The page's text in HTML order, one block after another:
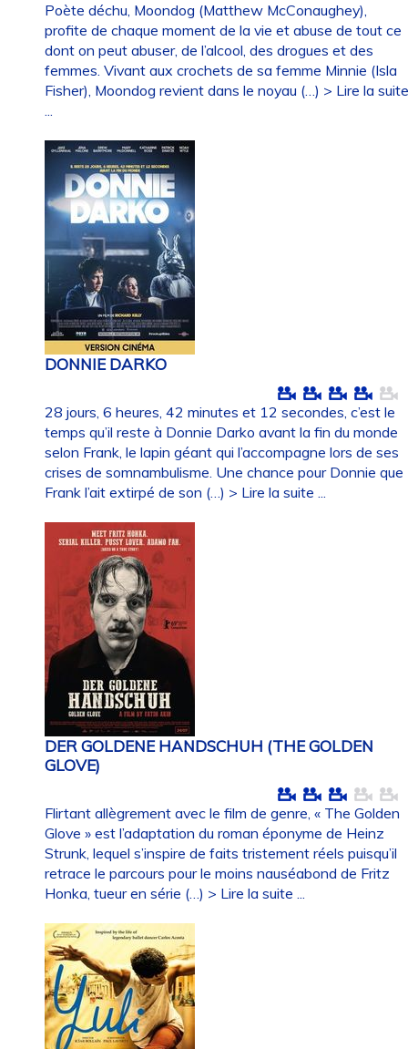
Poète déchu, Moondog (Matthew McConaughey),
profite de chaque moment de la vie et abuse de tout ce
dont on peut abuser, de l’alcool, des drogues et des
femmes. Vivant aux crochets de sa femme Minnie (Isla
Fisher), Moondog revient dans le noyau (…) > Lire la
...
DONNIE DARKO
28 jours, 6 heures, 42 minutes et 12 secondes, c’est le
temps qu’il reste à Donnie Darko avant la fin du monde
selon Frank, le lapin géant qui l’accompagne lors de ses
crises de somnambulisme. Une chance pour Donnie que
Frank l’ait extirpé de son (…) > Lire la suite ...
DER GOLDENE HANDSCHUH (THE GOLDEN
GLOVE)
Flirtant allègrement avec le film de genre, « The Golden
Glove » est l’adaptation du roman éponyme de Heinz
Strunk, lequel s’inspire de faits tristement réels puisqu’il
retrace le parcours pour le moins nauséabond de Fritz
Honka, tueur en série (…) > Lire la suite ...